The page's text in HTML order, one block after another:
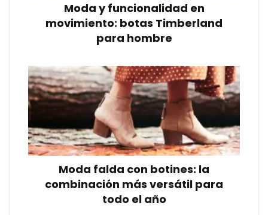
Moda y funcionalidad en
movimiento: botas Timberland
para hombre
Moda falda con botines: la
combinación más versátil para
todo el año